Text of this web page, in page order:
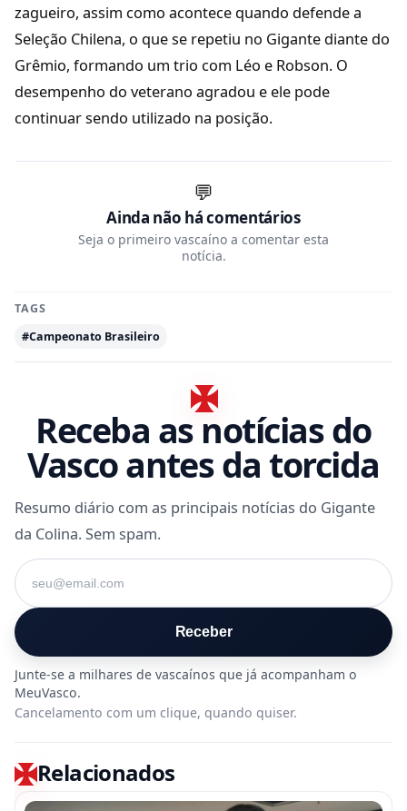
zagueiro, assim como acontece quando defende a
Seleção Chilena, o que se repetiu no Gigante diante do
Grêmio, formando um trio com Léo e Robson. O
desempenho do veterano agradou e ele pode
continuar sendo utilizado na posição.
💬
Ainda não há comentários
Seja o primeiro vascaíno a comentar esta
notícia.
TAGS
#Campeonato Brasileiro
Receba as notícias do
Vasco antes da torcida
Resumo diário com as principais notícias do Gigante
da Colina. Sem spam.
Seu e-mail
Receber
Cancelamento com um clique, quando quiser.
Relacionados